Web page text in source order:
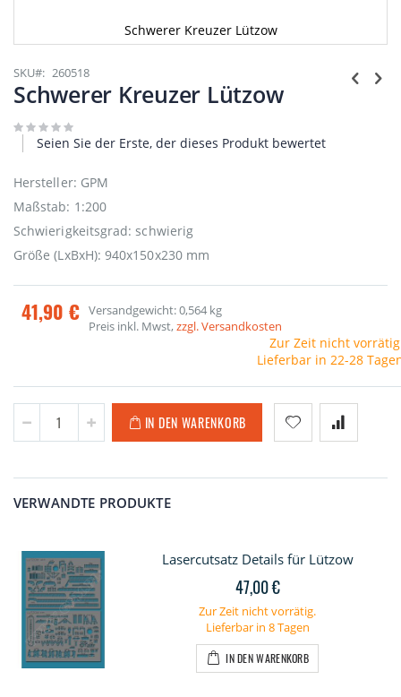
Schwerer Kreuzer Lützow
Anfang
der
Bildgalerie
SKU 260518
Schwerer Kreuzer Lützow
Seien Sie der Erste, der dieses Produkt bewertet
Hersteller: GPM
Maßstab: 1:200
Schwierigkeitsgrad: schwierig
Größe (LxBxH): 940x150x230 mm
41,90 € Versandgewicht: 0,564 kg
Preis inkl. Mwst,zzgl. Versandkosten
Zur Zeit nicht
Lieferbar in 22-28
IN DEN WARENKORB
VERWANDTE PRODUKTE
Lasercutsatz Details für Lützow
47,00 €
Zur Zeit nicht vorrätig.
Lieferbar in 8 Tagen
IN DEN WARENKORB